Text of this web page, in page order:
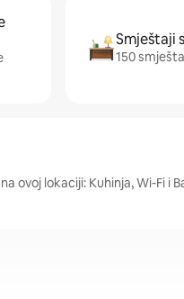
Smještaji
150
ovoj lokaciji: Kuhinja, Wi-Fi i